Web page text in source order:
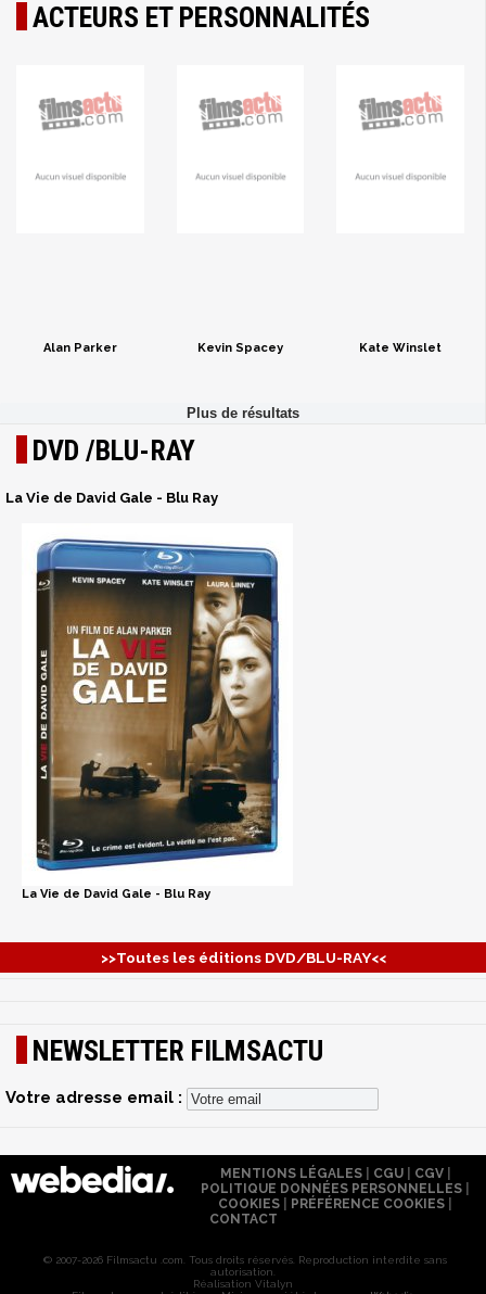
ACTEURS ET PERSONNALITÉS
Alan Parker Kevin Spacey Kate Winslet
DVD /BLU-RAY
La Vie de David Gale - Blu Ray
La Vie de David Gale - Blu Ray
>>Toutes les éditions DVD/BLU-RAY<<
NEWSLETTER FILMSACTU
Votre adresse email :
MENTIONS LÉGALES| CGU| CGV|
POLITIQUE DONNÉES PERSONNELLES
COOKIES
PRÉFÉRENCE COOKIES
CONTACT
© 2007-2026 Filmsactu .com. Tous droits réservés. Reproduction interdite sans
autorisation.
Réalisation Vitalyn